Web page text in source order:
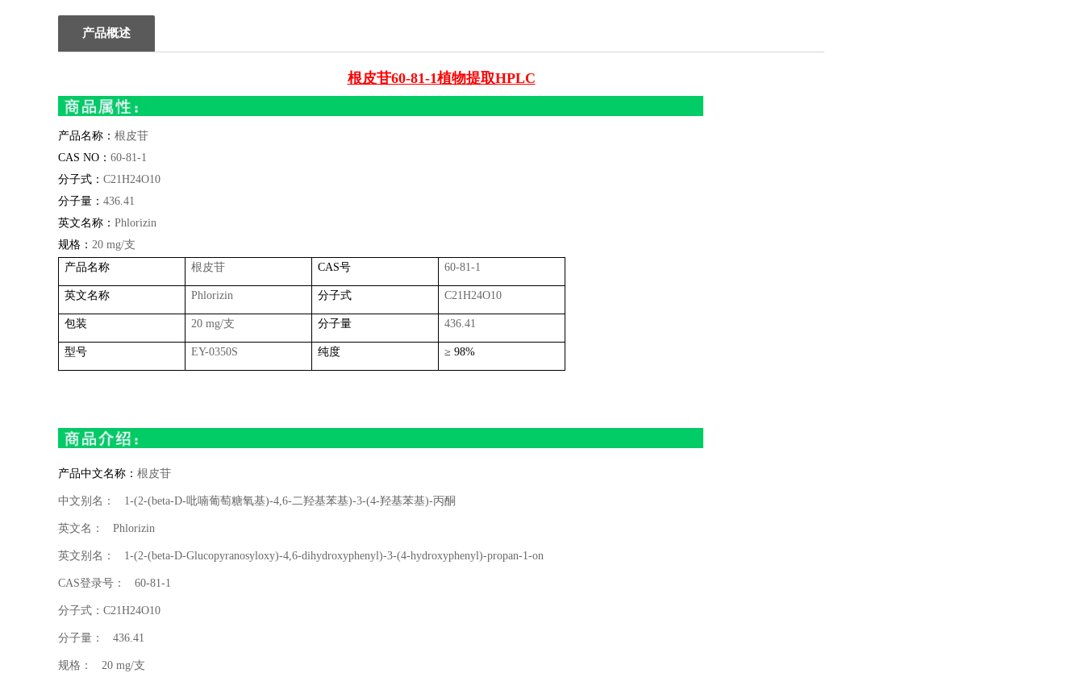
产品概述
根皮苷60-81-1植物提取HPLC
产品名称： 根皮苷
CAS NO ： 60-81-1
分子式： C21H24O10
分子量： 436.41
英文名称： Phlorizin
规格： 20 mg/支
产品名称
根皮苷 CAS号 60-81-1
英文名称 Phlorizin 分子式 C21H24O10
包装 20 mg/支 分子量 436.41
型号 EY-0350S 纯度 ≥ 98%
产品中文名称： 根皮苷
中文别名： 1-(2-(beta-D-吡喃葡萄糖氧基)-4,6-二羟基苯基)-3-(4-羟基苯基)-丙酮
英文名： Phlorizin
英文别名： 1-(2-(beta-D-Glucopyranosyloxy)-4,6-dihydroxyphenyl)-3-(4-hydroxyphenyl)-propan-1-on
CAS登录号： 60-81-1
分子式： C21H24O10
分子量： 436.41
规格： 20 mg/支